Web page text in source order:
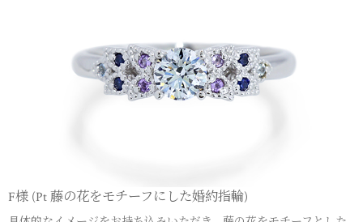
F様 (Pt 藤の花をモチーフにした婚約指輪)